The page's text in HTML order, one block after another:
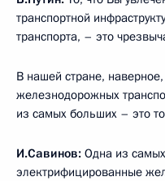
транспортной
транспорта, – это
В нашей стране,
железнодорожных
из самых больших – это
И.Савинов: Одна из
электрифицированные